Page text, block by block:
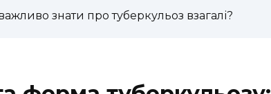
знати про туберкульоз взагалі?